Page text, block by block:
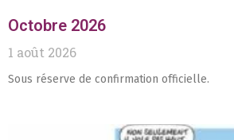
Octobre 2026
1 août 2026
Sous réserve de confirmation officielle.